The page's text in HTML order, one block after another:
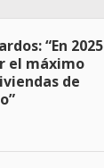
“En 2025
el máximo
de